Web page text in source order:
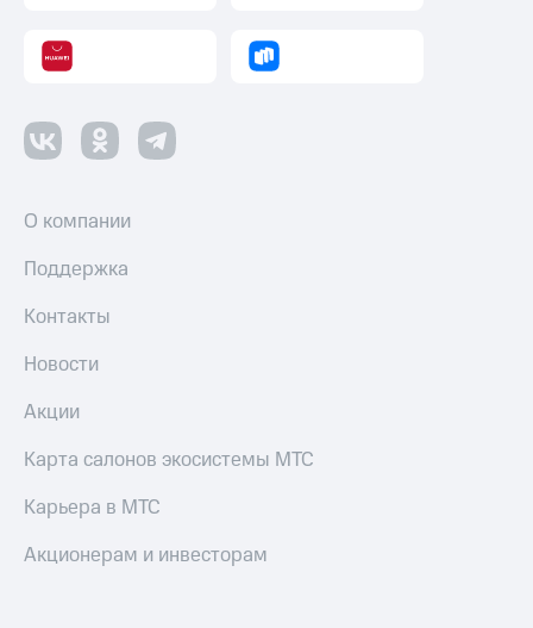
О компании
Поддержка
Контакты
Новости
Акции
Карта салонов экосистемы МТС
Карьера в МТС
Акционерам и инвесторам